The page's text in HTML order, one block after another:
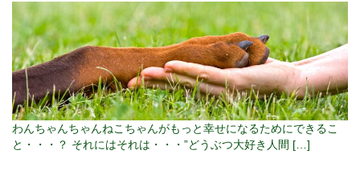
わんちゃんちゃんねこちゃんがもっと幸せになるためにできるこ
と・・・？ それにはそれは・・・”どうぶつ大好き人間 […]